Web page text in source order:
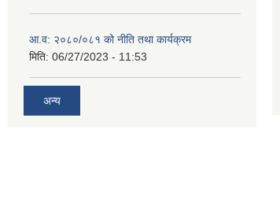
आ.व: २०८०/०८१ को नीति तथा कार्यक्रम
मिति: 06/27/2023 - 11:53
अन्य